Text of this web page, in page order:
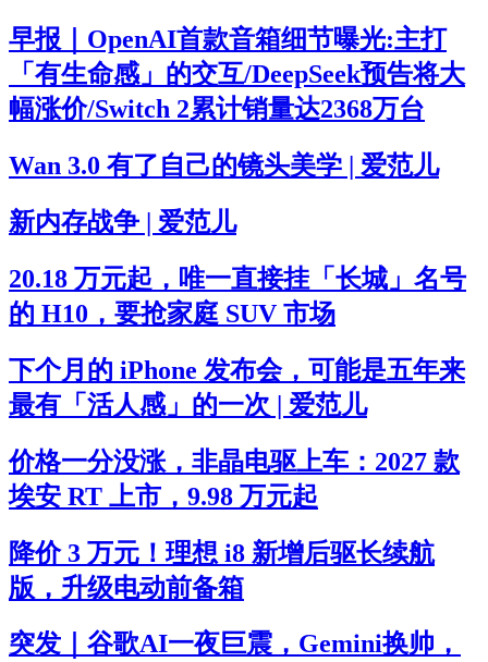
早报｜OpenAI首款音箱细节曝光:主打
「有生命感」的交互/DeepSeek预告将大
幅涨价/Switch 2累计销量达2368万台
Wan 3.0 有了自己的镜头美学 | 爱范儿
新内存战争 | 爱范儿
20.18 万元起，唯一直接挂「长城」名号
的 H10，要抢家庭 SUV 市场
下个月的 iPhone 发布会，可能是五年来
最有「活人感」的一次 | 爱范儿
价格一分没涨，非晶电驱上车：2027 款
埃安 RT 上市，9.98 万元起
降价 3 万元！理想 i8 新增后驱长续航
版，升级电动前备箱
突发｜谷歌AI一夜巨震，Gemini换帅，